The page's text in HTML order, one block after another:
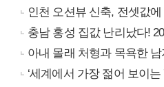
인천 오션뷰 신축, 전셋값
충남 홍성 집값 난리났다!
아내 몰래 처형과 목욕한
‘세계에서 가장 젊어 보이